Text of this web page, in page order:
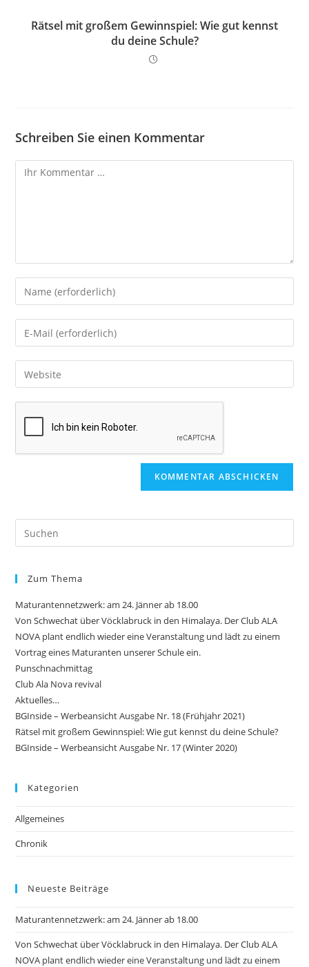
Rätsel mit großem Gewinnspiel: Wie gut kennst
du deine Schule?
Schreiben Sie einen Kommentar
Kommentar
Geben
Sie
Ihren
Namen
Benutzernamen
zum
Kommentieren
Geben
Sie
Ihre
Geben
Sie
Ihre
Website-
URL
ein
Zum Thema
Maturantennetzwerk: am 24. Jänner ab 18.00
Von Schwechat über Vöcklabruck in den Himalaya. Der Club ALA
NOVA plant endlich wieder eine Veranstaltung und lädt zu einem
Vortrag eines Maturanten unserer Schule ein.
Punschnachmittag
Club Ala Nova revival
Aktuelles…
BGInside – Werbeansicht Ausgabe Nr. 18 (Frühjahr 2021)
Rätsel mit großem Gewinnspiel: Wie gut kennst du deine Schule?
BGInside – Werbeansicht Ausgabe Nr. 17 (Winter 2020)
Kategorien
Allgemeines
Chronik
Neueste Beiträge
Maturantennetzwerk: am 24. Jänner ab 18.00
Von Schwechat über Vöcklabruck in den Himalaya. Der Club ALA
NOVA plant endlich wieder eine Veranstaltung und lädt zu einem